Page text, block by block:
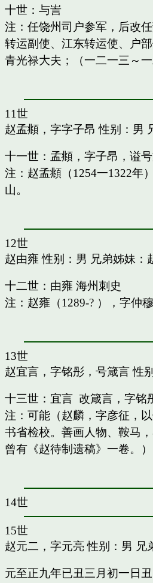
十世：与訔
注：任饶州司户参军，后改
转运副使、江东转运使、户
青光禄大夫；（一二一三～
11世
赵孟頫，字字子昂 性别：男
十一世：孟頫，字子昂，谥
注：赵孟頫（1254一1322年
山。
12世
赵由雍 性别：男 兄弟姊妹：
十二世：由雍 海州刺史
注：赵雍（1289-? ），字仲
13世
赵宜言，字铭彤，号箴言性
十三世：宜言 改箴言，字铭
注：可能（赵麟，字彦征，
书省检校。善画人物、鞍马
曾有《赵待制遗稿》一卷。）
14世
15世
赵元二，字元亮 性别：男 兄
元至正九年已丑三月初一日